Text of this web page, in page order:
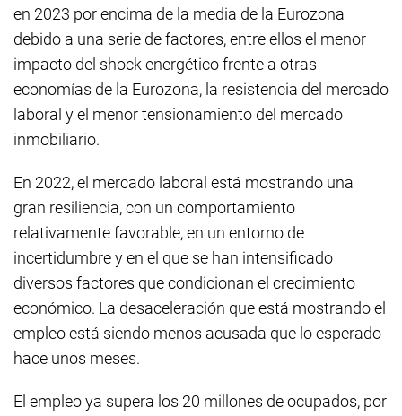
en 2023 por encima de la media de la Eurozona
debido a una serie de factores, entre ellos el menor
impacto del shock energético frente a otras
economías de la Eurozona, la resistencia del mercado
laboral y el menor tensionamiento del mercado
inmobiliario.
En 2022, el mercado laboral está mostrando una
gran resiliencia, con un comportamiento
relativamente favorable, en un entorno de
incertidumbre y en el que se han intensificado
diversos factores que condicionan el crecimiento
económico. La desaceleración que está mostrando el
empleo está siendo menos acusada que lo esperado
hace unos meses.
El empleo ya supera los 20 millones de ocupados, por